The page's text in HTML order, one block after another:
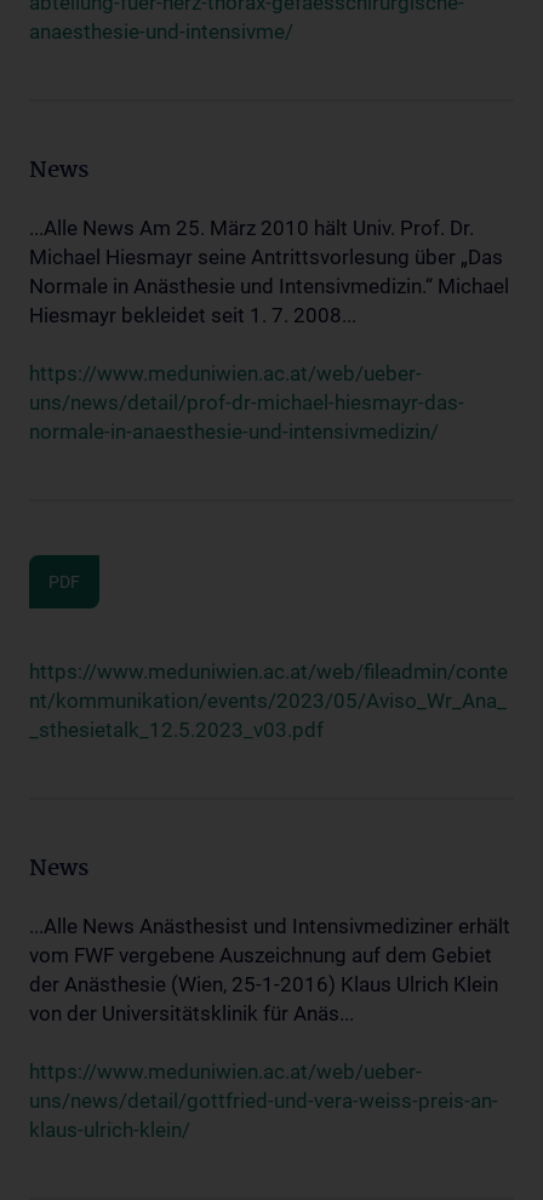
anaesthesie-und-intensivme/
News
...Alle News Am 25. März 2010 hält Univ. Prof. Dr.
Michael Hiesmayr seine Antrittsvorlesung über „Das
Normale in Anästhesie und Intensivmedizin.“ Michael
Hiesmayr bekleidet seit 1. 7. 2008...
https://www.meduniwien.ac.at/web/ueber-
uns/news/detail/prof-dr-michael-hiesmayr-das-
normale-in-anaesthesie-und-intensivmedizin/
PDF
https://www.meduniwien.ac.at/web/fileadmin/conte
nt/kommunikation/events/2023/05/Aviso_Wr_Ana_
_sthesietalk_12.5.2023_v03.pdf
News
...Alle News Anästhesist und Intensivmediziner erhält
vom FWF vergebene Auszeichnung auf dem Gebiet
der Anästhesie (Wien, 25-1-2016) Klaus Ulrich Klein
von der Universitätsklinik für Anäs...
https://www.meduniwien.ac.at/web/ueber-
uns/news/detail/gottfried-und-vera-weiss-preis-an-
klaus-ulrich-klein/